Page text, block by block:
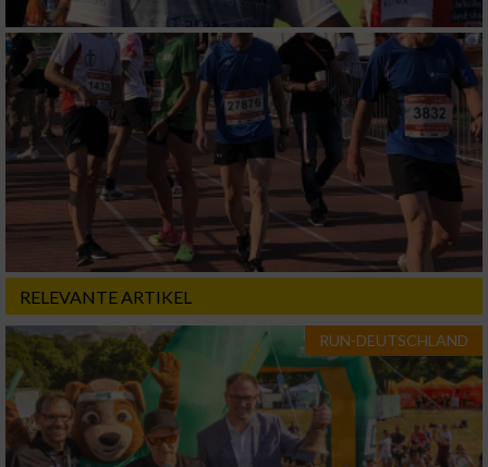
RELEVANTE ARTIKEL
RUN-DEUTSCHLAND
Geräte anhand von aktiv angeforderten
Informationen identifizieren
Nicht-IAB-Verarbeitungszwecke:
Notwendig
Performance
Funktional
Werbung